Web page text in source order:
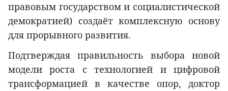
правовым государством и социалистической
демократией) создаёт комплексную основу
для прорывного развития.
Подтверждая правильность выбора новой
модели роста с технологией и цифровой
трансформацией в качестве опор, доктор